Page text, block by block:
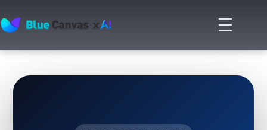
BLUECANVAS
메
뉴
기